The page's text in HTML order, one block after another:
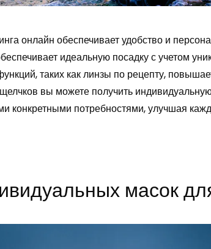
онлайн обеспечивает удобство и
идеальную посадку с учетом
таких как линзы по рецепту,
вы можете получить
конкретными потребностями, улучшая
масок